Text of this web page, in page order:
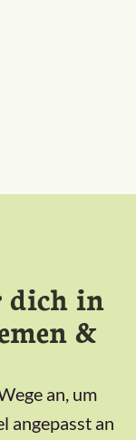
dich in
&
an, um
angepasst an